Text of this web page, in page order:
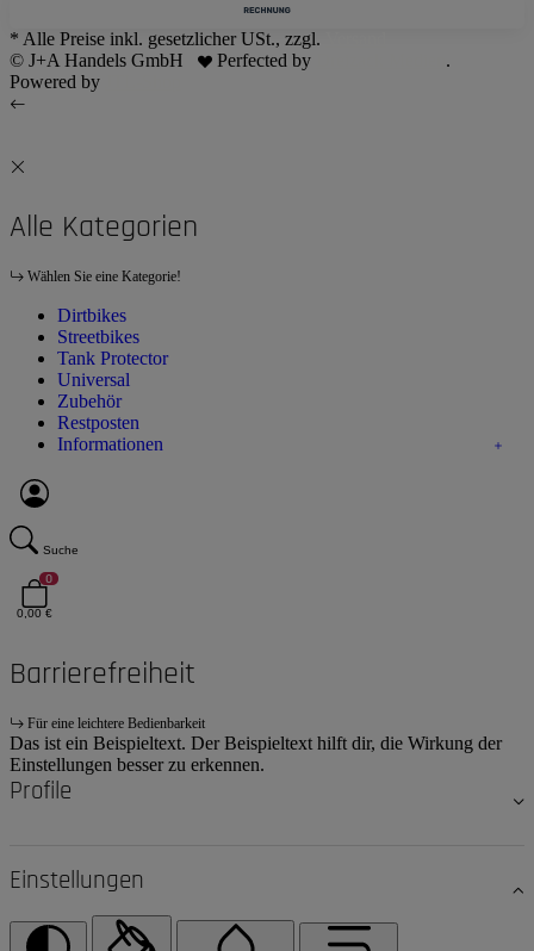
* Alle Preise inkl. gesetzlicher USt., zzgl.
© J+A Handels GmbH
Perfected by
.
Powered by
Alle Kategorien
Wählen Sie eine Kategorie!
Dirtbikes
Streetbikes
Tank Protector
Universal
Zubehör
Restposten
Informationen
Suche
0
0,00 €
Barrierefreiheit
Für eine leichtere Bedienbarkeit
Das ist ein Beispieltext. Der Beispieltext hilft dir, die Wirkung der
Einstellungen besser zu erkennen.
Profile
Einstellungen